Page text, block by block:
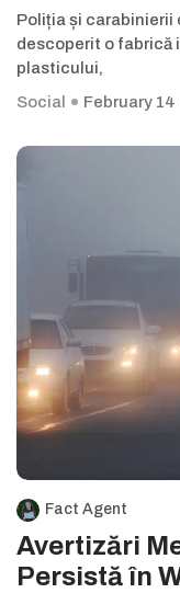
Poliția și carabinierii
descoperit o fabrică
plasticului,
Social
February 14
Fact Agent
Avertizări
Persistă în